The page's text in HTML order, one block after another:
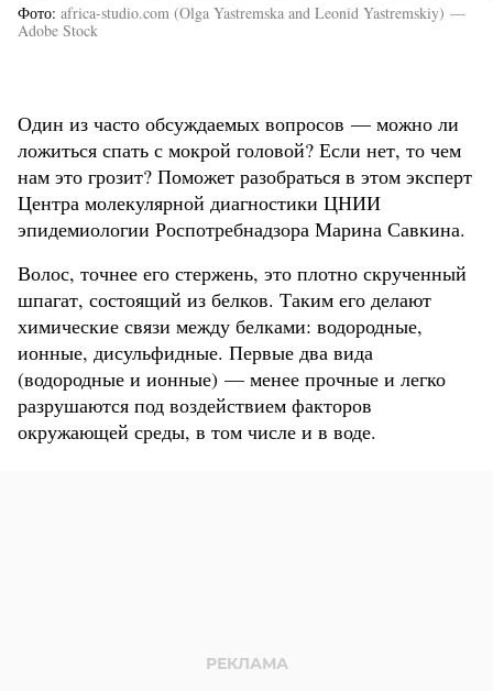
Фото africa-studio.com (Olga Yastremska and Leonid Yastremskiy) —
Adobe Stock
Один из часто обсуждаемых вопросов — можно ли
ложиться спать с мокрой головой? Если нет, то чем
нам это грозит? Поможет разобраться в этом эксперт
Центра молекулярной диагностики ЦНИИ
эпидемиологии Роспотребнадзора Марина Савкина.
Волос, точнее его стержень, это плотно скрученный
шпагат, состоящий из белков. Таким его делают
химические связи между белками: водородные,
ионные, дисульфидные. Первые два вида
(водородные и ионные) — менее прочные и легко
разрушаются под воздействием факторов
окружающей среды, в том числе и в воде.